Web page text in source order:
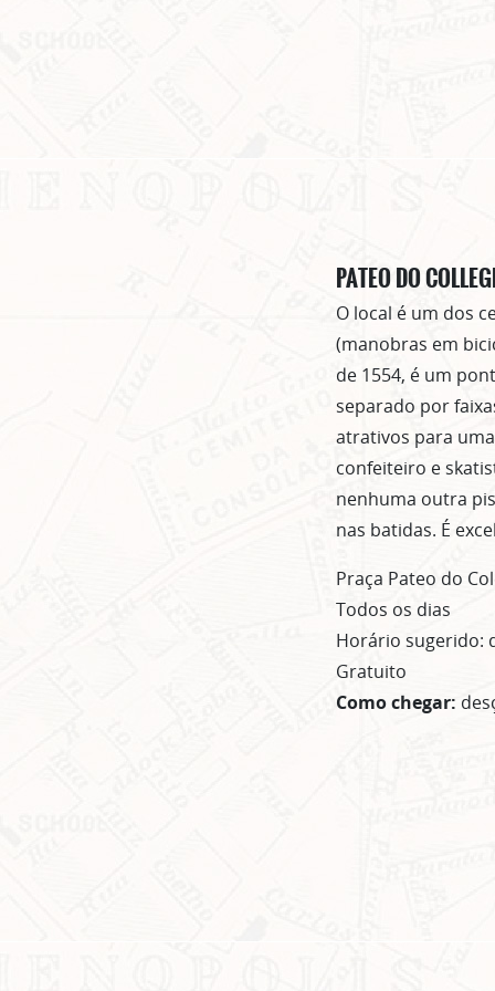
PATEO DO
O local é um dos
(manobras em
de 1554, é um
separado por
atrativos para
confeiteiro e
nenhuma outra
nas batidas. É
Praça Pateo do
Todos os dias
Horário sugerido:
Gratuito
Como chegar: